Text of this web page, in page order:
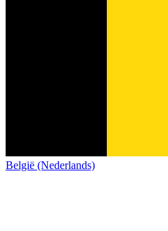
België (Nederlands)